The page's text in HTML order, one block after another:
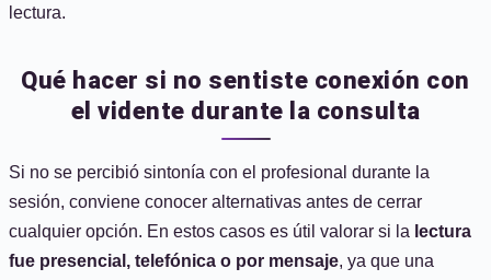
lectura.
Qué hacer si no sentiste conexión con
el vidente durante la consulta
Si no se percibió sintonía con el profesional durante la
sesión, conviene conocer alternativas antes de cerrar
cualquier opción. En estos casos es útil valorar si la lectura
fue presencial, telefónica o por mensaje, ya que una